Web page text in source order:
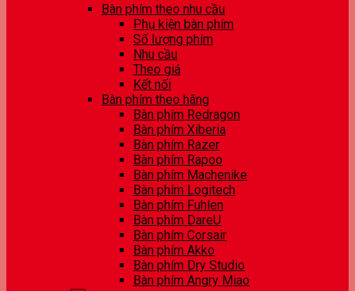
Bàn phím theo nhu cầu
Phụ kiện bàn phím
Số lượng phím
Nhu cầu
Theo giá
Kết nối
Bàn phím theo hãng
Bàn phím Redragon
Bàn phím Xiberia
Bàn phím Razer
Bàn phím Rapoo
Bàn phím Machenike
Bàn phím Logitech
Bàn phím Fuhlen
Bàn phím DareU
Bàn phím Corsair
Bàn phím Akko
Bàn phím Dry Studio
Bàn phím Angry Miao